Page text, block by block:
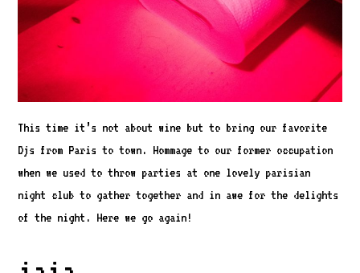
This time it’s not about wine but to bring our favorite
Djs from Paris to town. Hommage to our former occupation
when we used to throw parties at one lovely parisian
night club to gather together and in awe for the delights
of the night. Here we go again!